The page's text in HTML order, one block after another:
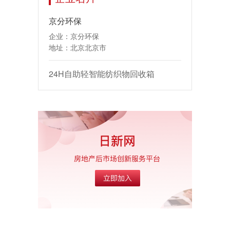
京分环保
企业：京分环保
地址：北京北京市
24H自助轻智能纺织物回收箱